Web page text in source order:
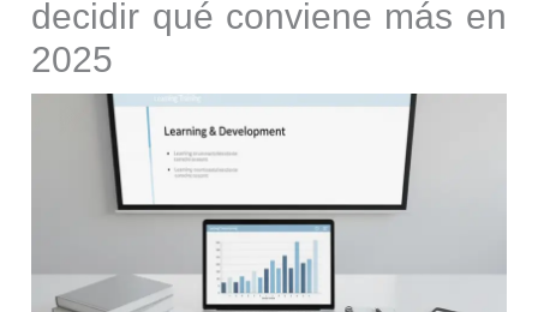
decidir qué conviene más en
2025